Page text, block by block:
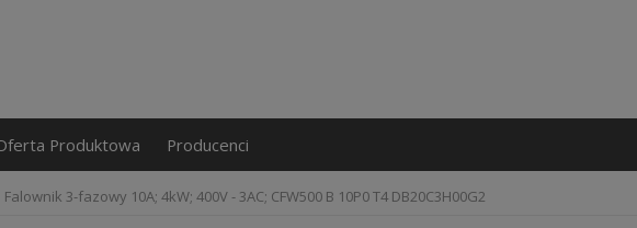
Produktowa Producenci
Falownik 3-fazowy 10A; 4kW; 400V - 3AC; CFW500 B 10P0 T4 DB20C3H00G2